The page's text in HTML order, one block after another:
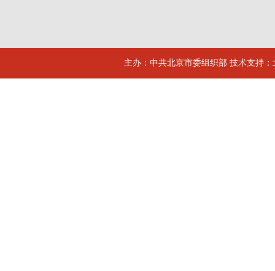
主办：中共北京市委组织部 技术支持